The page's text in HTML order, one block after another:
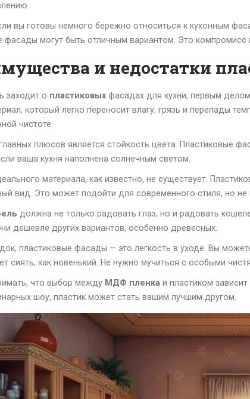
вы готовы немного бережно относиться к кухонным
фасады могут быть отличным вариантом. Это
и недостатки
заходит о пластиковых фасадах для кухни, первым
который легко переносит влагу, грязь и перепады
чистоте.
плюсов является стойкость цвета. Пластиковые
ваша кухня наполнена солнечным светом.
материала, как известно, не существует.
вид. Это может подойти для современного стиля, но
должна не только радовать глаз, но и радовать
дешевле других вариантов, особенно древесных.
пластиковые фасады — это легкость в уходе. Вы
сиять, как новенький. Не нужно мучиться с особыми
что выбор между МДФ пленка и пластиком
шоу, пластик может стать вашим лучшим другом.